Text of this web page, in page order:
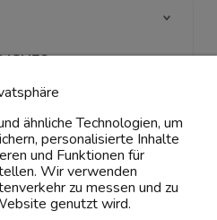
ähnliche Technologien, um
personalisierte Inhalte
und Funktionen für
Wir verwenden
zu messen und zu
genutzt wird.